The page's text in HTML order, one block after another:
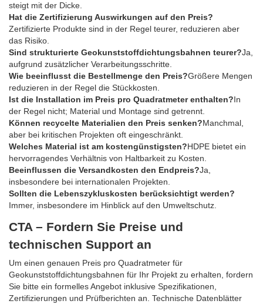
steigt mit der Dicke.
Hat die Zertifizierung Auswirkungen auf den Preis?
Zertifizierte Produkte sind in der Regel teurer, reduzieren aber
das Risiko.
Sind strukturierte Geokunststoffdichtungsbahnen teurer?Ja,
aufgrund zusätzlicher Verarbeitungsschritte.
Wie beeinflusst die Bestellmenge den Preis?Größere Mengen
reduzieren in der Regel die Stückkosten.
Ist die Installation im Preis pro Quadratmeter enthalten?In
der Regel nicht; Material und Montage sind getrennt.
Können recycelte Materialien den Preis senken?Manchmal,
aber bei kritischen Projekten oft eingeschränkt.
Welches Material ist am kostengünstigsten?HDPE bietet ein
hervorragendes Verhältnis von Haltbarkeit zu Kosten.
Beeinflussen die Versandkosten den Endpreis?Ja,
insbesondere bei internationalen Projekten.
Sollten die Lebenszykluskosten berücksichtigt werden?
Immer, insbesondere im Hinblick auf den Umweltschutz.
CTA – Fordern Sie Preise und
technischen Support an
Um einen genauen Preis pro Quadratmeter für
Geokunststoffdichtungsbahnen für Ihr Projekt zu erhalten, fordern
Sie bitte ein formelles Angebot inklusive Spezifikationen,
Zertifizierungen und Prüfberichten an. Technische Datenblätter